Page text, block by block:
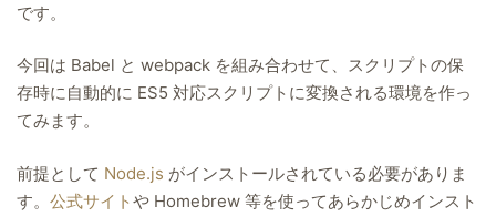
です。
今回は Babel と webpack を組み合わせて、スクリプトの保
存時に自動的に ES5 対応スクリプトに変換される環境を作っ
てみます。
前提として Node.js がインストールされている必要がありま
す。 公式サイトや Homebrew 等を使ってあらかじめインスト